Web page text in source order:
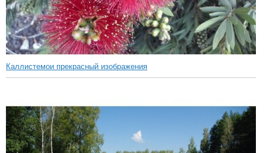
Каллистемои прекрасный изображения